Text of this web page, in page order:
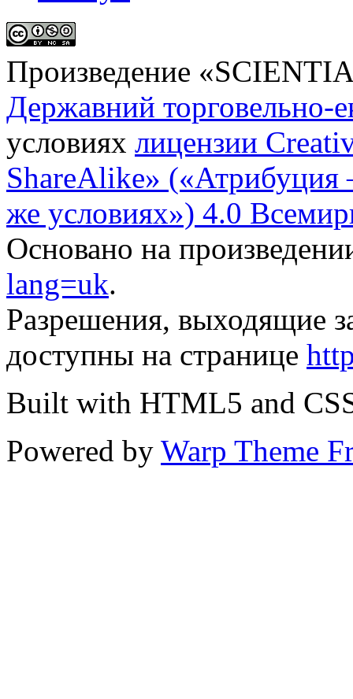
Произведение «
Державний торговельно-
условиях лицензии
ShareAlike»
же условиях») 4.0
Основано на
lang=uk.
Разрешения, выходящие
доступны на странице
Built with HTML5 and
Powered by Warp Theme